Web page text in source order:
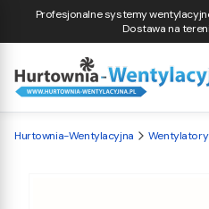
Profesjonalne systemy
Dostawa na
Hurtownia-Wentylacyjna